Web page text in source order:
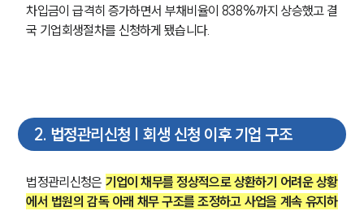
차입금이 급격히 증가하면서 부채비율이 838%까지 상승했고 결
국 기업회생절차를 신청하게 됐습니다.
2. 법정관리신청 | 회생 신청 이후 기업 구조
법정관리신청은 기업이 채무를 정상적으로 상환하기 어려운 상황
에서 법원의 감독 아래 채무 구조를 조정하고 사업을 계속 유지하